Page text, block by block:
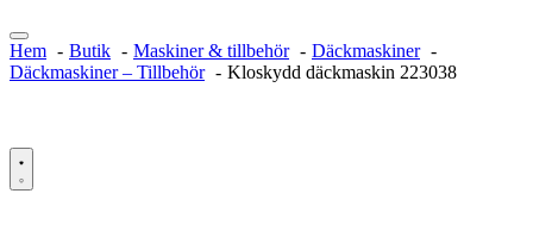
Hem Butik Maskiner & tillbehör
Däckmaskiner
Däckmaskiner – Tillbehör
Kloskydd däckmaskin 223038